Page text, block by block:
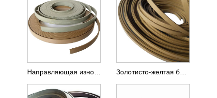
Направляющая износостойкая лента из ПТФЭ с 60% бронзовым наполнителем Золотисто-желтая бронзовая лента для износа подшипников из ПТФЭ